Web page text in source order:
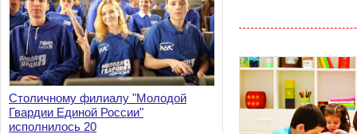
Столичному филиалу "Молодой
Гвардии Единой России"
исполнилось 20